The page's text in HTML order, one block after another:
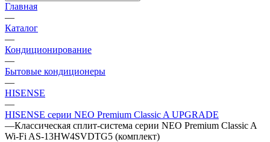
Главная
—
Каталог
—
Кондиционирование
—
Бытовые кондиционеры
—
HISENSE
—
HISENSE серии NEO Premium Classic A UPGRADE
—Классическая сплит-система серии NEO Premium Classic A
Wi-Fi AS-13HW4SVDTG5 (комплект)